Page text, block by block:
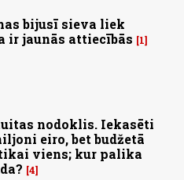
bijusī sieva liek
ir jaunās attiecībās
1
nodoklis. Iekasēti
eiro, bet budžetā
viens; kur palika
4